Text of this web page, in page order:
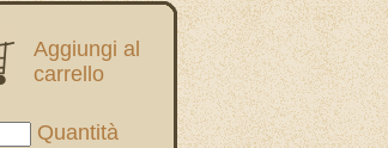
Aggiungi al
carrello
Quantità